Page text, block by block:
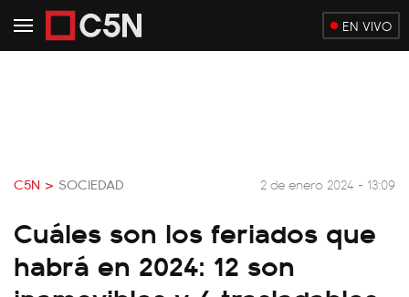
EN VIVO
C5N > SOCIEDAD 2 de enero 2024 - 13:09
Cuáles son los feriados que
habrá en 2024: 12 son